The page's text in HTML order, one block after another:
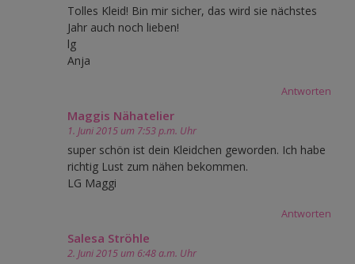
Tolles Kleid! Bin mir sicher, das wird sie nächstes
Jahr auch noch lieben!
lg
Anja
Antworten
Maggis Nähatelier
1. Juni 2015 um 7:53 p.m. Uhr
super schön ist dein Kleidchen geworden. Ich habe
richtig Lust zum nähen bekommen.
LG Maggi
Antworten
Salesa Ströhle
2. Juni 2015 um 6:48 a.m. Uhr